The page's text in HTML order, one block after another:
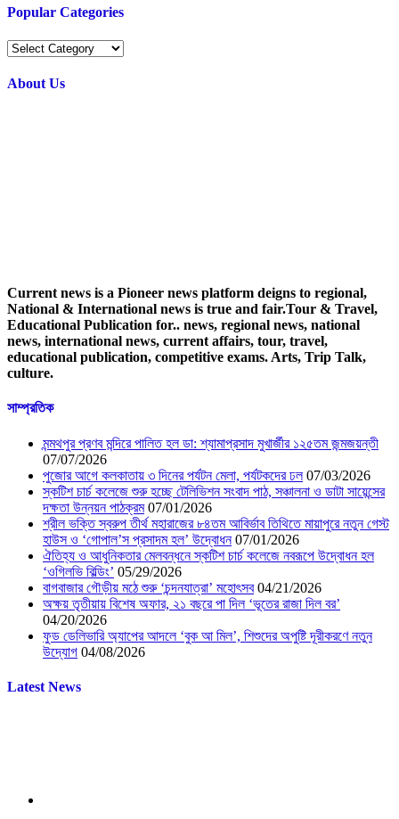
Popular Categories
Popular
About Us
Current news is a Pioneer news platform deigns to regional,
National & International news is true and fair.Tour & Travel,
Educational Publication for.. news, regional news, national
news, international news, current affairs, tour, travel,
educational publication, competitive exams. Arts, Trip Talk,
culture.
সাম্প্রতিক
মন্মথপুর প্রণব মন্দিরে পালিত হল ডা: শ্যামাপ্রসাদ মুখার্জীর ১২৫তম জন্মজয়ন্তী
07/07/2026
পুজোর আগে কলকাতায় ৩ দিনের পর্যটন মেলা, পর্যটকদের ঢল 07/03/2026
স্কটিশ চার্চ কলেজে শুরু হচ্ছে টেলিভিশন সংবাদ পাঠ, সঞ্চালনা ও ডাটা সায়েন্সের
দক্ষতা উন্নয়ন পাঠক্রম 07/01/2026
শ্রীল ভক্তি স্বরুপ তীর্থ মহারাজের ৮৪তম আবির্ভাব তিথিতে মায়াপুরে নতুন গেস্ট
হাউস ও ‘গোপাল’স প্রসাদম হল’ উদ্বোধন 07/01/2026
ঐতিহ্য ও আধুনিকতার মেলবন্ধনে স্কটিশ চার্চ কলেজে নবরূপে উদ্বোধন হল
‘ওগিলভি বিল্ডিং’ 05/29/2026
বাগবাজার গৌড়ীয় মঠে শুরু ‘চন্দনযাত্রা’ মহোৎসব 04/21/2026
অক্ষয় তৃতীয়ায় বিশেষ অফার, ২১ বছরে পা দিল ‘ভূতের রাজা দিল বর’
04/20/2026
ফুড ডেলিভারি অ্যাপের আদলে ‘বুক আ মিল’, শিশুদের অপুষ্টি দূরীকরণে নতুন
উদ্যোগ 04/08/2026
Latest News